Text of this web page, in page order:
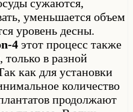
сужаются,
уменьшается объем
уровень десны.
4 этот процесс также
только в разной
как для установки
количество
продолжают